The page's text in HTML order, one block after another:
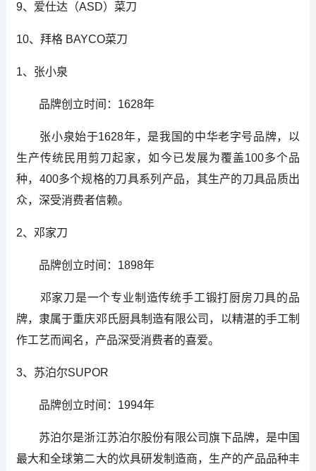
9、爱仕达（ASD）菜刀
10、拜格 BAYCO菜刀
1、张小泉
品牌创立时间：1628年
张小泉始于1628年，是我国的中华老字号品牌，以
生产传统民用剪刀起家，如今已发展为覆盖100多个品
种，400多个规格的刀具系列产品，其生产的刀具品质出
众，深受消费者信赖。
2、邓家刀
品牌创立时间：1898年
邓家刀是一个专业制造传统手工锻打厨房刀具的品
牌，隶属于重庆邓氏厨具制造有限公司，以精湛的手工制
作工艺而闻名，产品深受消费者的喜爱。
3、苏泊尔SUPOR
品牌创立时间：1994年
苏泊尔是浙江苏泊尔股份有限公司旗下品牌，是中国
最大和全球第二大的炊具研发制造商，生产的产品品种丰